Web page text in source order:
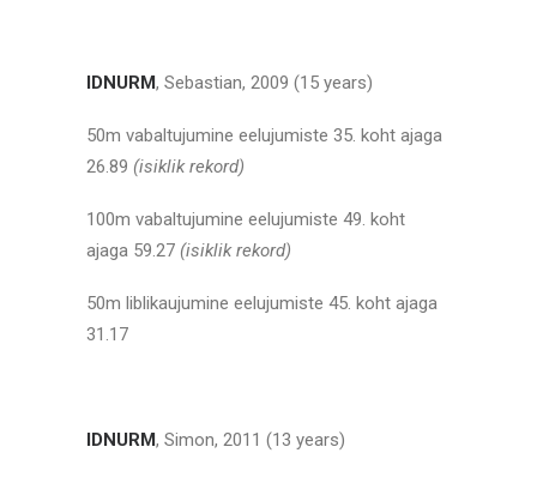
IDNURM, Sebastian, 2009 (15 years)
50m vabaltujumine eelujumiste 35. koht ajaga
26.89 (isiklik rekord)
100m vabaltujumine eelujumiste 49. koht
ajaga 59.27 (isiklik rekord)
50m liblikaujumine eelujumiste 45. koht ajaga
31.17
IDNURM, Simon, 2011 (13 years)